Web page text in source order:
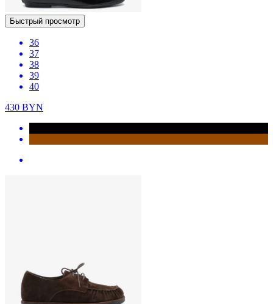
Быстрый просмотр
36
37
38
39
40
430 BYN